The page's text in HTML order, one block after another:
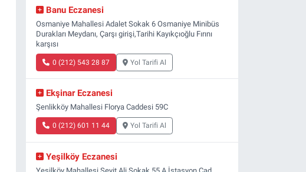
Banu Eczanesi
Osmaniye Mahallesi Adalet Sokak 6 Osmaniye Minibüs
Durakları Meydanı, Çarşı girişi,Tarihi Kayıkçıoğlu Fırını
karşısı
0 (212) 543 28 87 Yol Tarifi Al
Ekşinar Eczanesi
Şenlikköy Mahallesi Florya Caddesi 59C
0 (212) 601 11 44 Yol Tarifi Al
Yeşilköy Eczanesi